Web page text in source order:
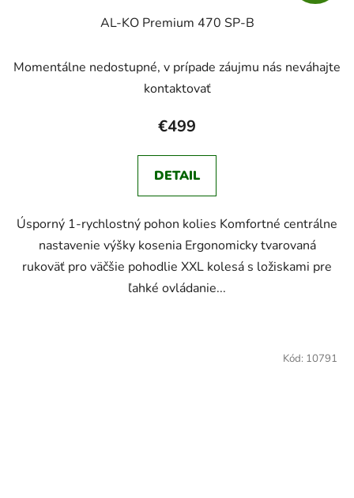
AL-KO Premium 470 SP-B
hodnotenie
produktu
je
z
5
Momentálne nedostupné, v prípade záujmu nás neváhajte
kontaktovať
€499
DETAIL
Úsporný 1-rychlostný pohon kolies Komfortné centrálne
nastavenie výšky kosenia Ergonomicky tvarovaná
rukoväť pro väčšie pohodlie XXL kolesá s ložiskami pre
ľahké ovládanie...
Kód: 10791